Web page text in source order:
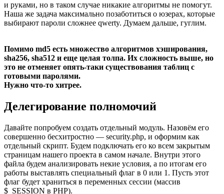
и руками, но в таком случае никакие алгоритмы не помогут.
Наша же задача максимально позаботиться о юзерах, которые
выбирают пароли сложнее qwerty. Думаем дальше, гуглим.
Помимо md5 есть множество алгоритмов хэширования,
sha256, sha512 и еще целая толпа. Их сложность выше, но
это не отменяет опять-таки существования таблиц с
готовыми паролями.
Нужно что-то хитрее.
Делегирование полномочий
Давайте попробуем создать отдельный модуль. Назовём его
совершенно бесхитростно — security.php, и оформим как
отдельный скрипт. Будем подключать его ко всем закрытым
страницам нашего проекта в самом начале. Внутри этого
файла будем анализировать некие условия, а по итогам его
работы выставлять специальный флаг в 0 или 1. Пусть этот
флаг будет храниться в переменных сессии (массив
$_SESSION в PHP).